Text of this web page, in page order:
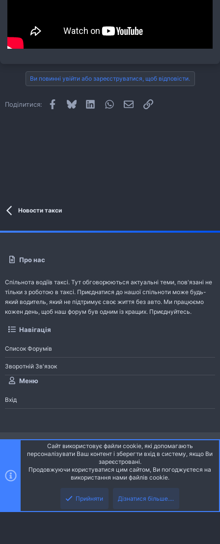
Ви повинні увійти або зареєструватися, щоб відповісти.
Поділитися: FacebookBluesky LinkedInWhatsApp
E-mailПосилання
Новости такси
Про нас
Спільнота водіїв таксі. Тут обговорюються актуальні теми, пов'язані не
тільки з роботою в таксі. Приєднатися до нашої спільноти може будь-
який водитель, який не підтримує своє життя без авто. Ми працюємо
кожен день, щоб наш форум був одним із кращих. Приєднуйтесь.
Навігація
Список Форумів
Зворотній Зв'язок
Меню
Вхід
Ніч
Українська (UA)
S
Community platform by XenForo® © 2010-2026 XenForo Ltd.
Community platform by XenForo © 2010-2022 XenForo Ltd. | dev: Pages
Сайт використовує файли cookie, які допомагають
персоналізувати Ваш контент і зберегти вхід в систему, якщо Ви
зареєстровані.
Продовжуючи користуватися цим сайтом, Ви погоджуєтеся на
використання нами файлів cookie.
Прийняти Дізнатися більше....